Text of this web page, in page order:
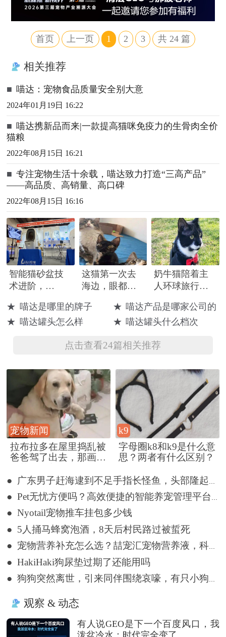
首页 上一页 1 2 3 共24 篇
相关推荐
■ 喵达：宠物食品质量安全别大意
2024年01月19日 16:22
■ 喵达携新品而来|一款提高猫咪免疫力的生骨肉全价
猫粮
2022年08月15日 16:21
■ 专注宠物生活十余载，喵达致力打造“三高产品”
——高品质、高销量、高口碑
2022年08月15日 16:16
智能猫砂盆技
术进阶，
推全自动智能
加砂猫砂盆
这猫第一次去
海边，眼都睁
大的“猫砂盆”
奶牛猫陪着主
人环球旅行，
猫砂，网友：
别人家的猫
★ 喵达是哪里的牌子 ★ 喵达产品是哪家公司的
★ 喵达罐头怎么样 ★ 喵达罐头什么档次
点击查看24篇相关推荐
宠物新闻
拉布拉多在屋里捣乱被
爸爸驾了出去，那画面
k9
字母圈k8和k9是什么意
思？两者有什么区别？
● Pet无忧方便吗？高效便捷的智能养宠管理平台详解
● Nyotail宠物推车挂包多少钱
● 5人捅马蜂窝泡酒，8天后村民路过被蜇死
● 宠物营养补充怎么选？喆宠汇宠物营养液，科学告别宠物亚健康
● HakiHaki狗尿垫过期了还能用吗
● 狗狗突然离世，引来同伴围绕哀嚎，有只小狗尿都没撒完就来了
观察 & 动态
有人说GEO是下一个百度风口，我
泼盆冷水：时代完全变了